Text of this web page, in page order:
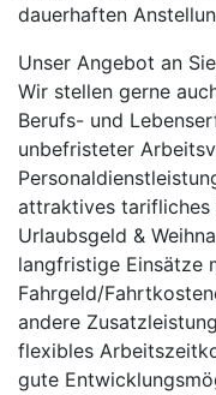
dauerhaften
Unser Angebot an
Wir stellen gerne
Berufs- und
unbefristeter
attraktives tarifliches
Urlaubsgeld &
langfristige Einsätze
Fahrgeld/
andere
flexibles
gute